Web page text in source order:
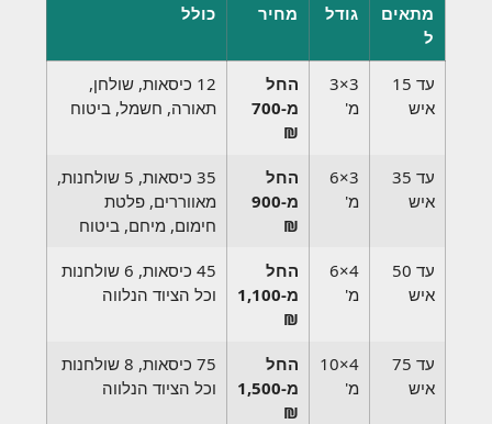
מתאים
ל
גודל מחיר כולל
עד 15
איש
3×3
מ'
החל
מ-700
₪
12 כיסאות, שולחן,
תאורה, חשמל, ביטוח
עד 35
איש
3×6
מ'
החל
מ-900
₪
35 כיסאות, 5 שולחנות,
מאווררים, פלטת
חימום, מיחם, ביטוח
עד 50
איש
4×6
מ'
החל
מ-1,100
₪
45 כיסאות, 6 שולחנות
וכל הציוד הנלווה
עד 75
איש
4×10
מ'
החל
מ-1,500
₪
75 כיסאות, 8 שולחנות
וכל הציוד הנלווה